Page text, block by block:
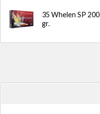
35 Whelen SP 200
gr.